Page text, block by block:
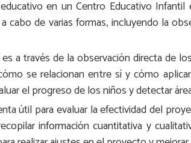
en un Centro Educativo
cabo de varias formas, incluyendo la
a través de la observación directa de
se relacionan entre sí y cómo
el progreso de los niños y detectar
útil para evaluar la efectividad del
información cuantitativa y